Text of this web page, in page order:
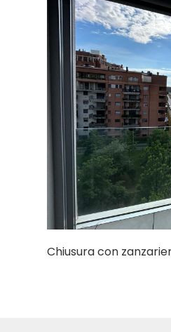
Chiusura con